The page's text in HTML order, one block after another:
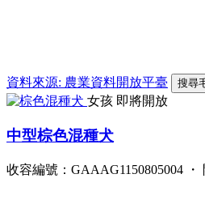
資料來源: 農業資料開放平臺 搜尋
女孩 即將開放
中型棕色混種犬
收容編號：GAAAG1150805004 ・